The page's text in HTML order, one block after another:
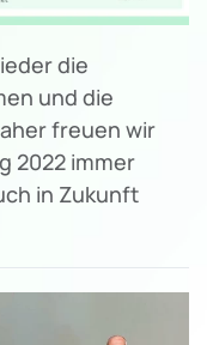
die
und die
freuen wir
2022 immer
in Zukunft